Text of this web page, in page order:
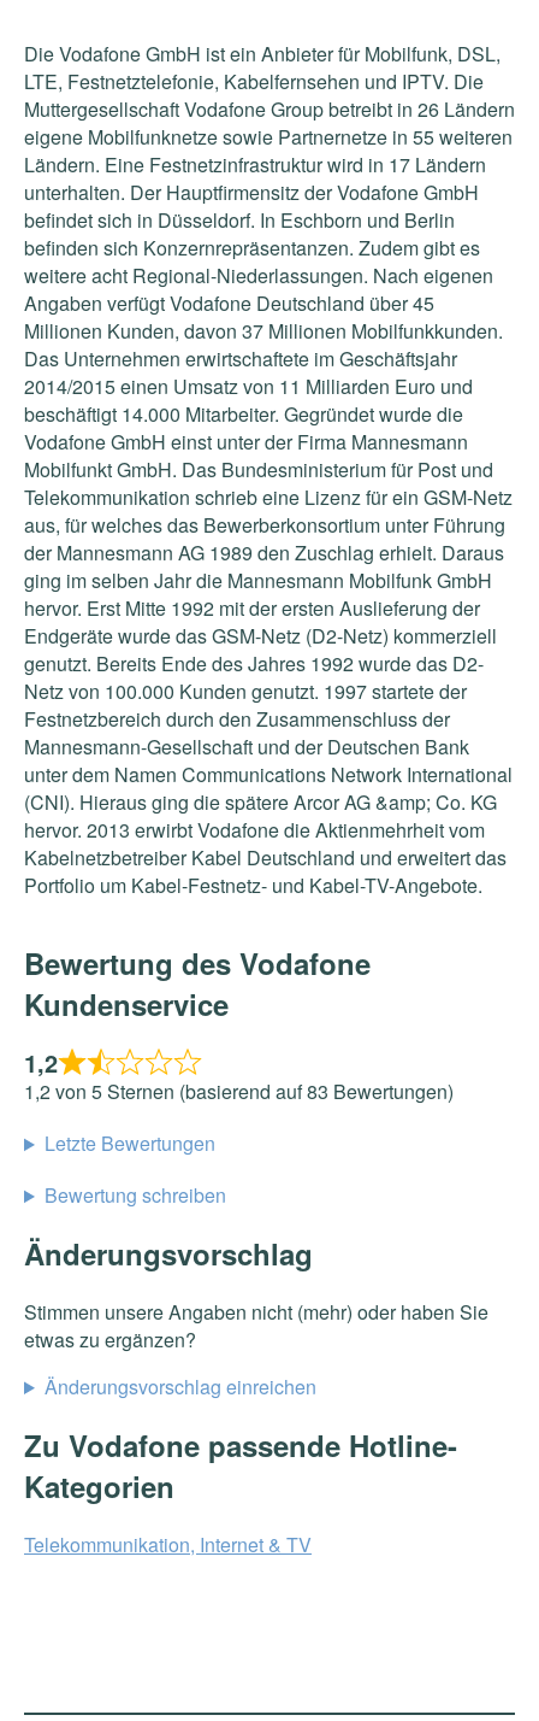
Die Vodafone GmbH ist ein Anbieter für Mobilfunk, DSL,
LTE, Festnetztelefonie, Kabelfernsehen und IPTV. Die
Muttergesellschaft Vodafone Group betreibt in 26 Ländern
eigene Mobilfunknetze sowie Partnernetze in 55 weiteren
Ländern. Eine Festnetzinfrastruktur wird in 17 Ländern
unterhalten. Der Hauptfirmensitz der Vodafone GmbH
befindet sich in Düsseldorf. In Eschborn und Berlin
befinden sich Konzernrepräsentanzen. Zudem gibt es
weitere acht Regional-Niederlassungen. Nach eigenen
Angaben verfügt Vodafone Deutschland über 45
Millionen Kunden, davon 37 Millionen Mobilfunkkunden.
Das Unternehmen erwirtschaftete im Geschäftsjahr
2014/2015 einen Umsatz von 11 Milliarden Euro und
beschäftigt 14.000 Mitarbeiter. Gegründet wurde die
Vodafone GmbH einst unter der Firma Mannesmann
Mobilfunkt GmbH. Das Bundesministerium für Post und
Telekommunikation schrieb eine Lizenz für ein GSM-Netz
aus, für welches das Bewerberkonsortium unter Führung
der Mannesmann AG 1989 den Zuschlag erhielt. Daraus
ging im selben Jahr die Mannesmann Mobilfunk GmbH
hervor. Erst Mitte 1992 mit der ersten Auslieferung der
Endgeräte wurde das GSM-Netz (D2-Netz) kommerziell
genutzt. Bereits Ende des Jahres 1992 wurde das D2-
Netz von 100.000 Kunden genutzt. 1997 startete der
Festnetzbereich durch den Zusammenschluss der
Mannesmann-Gesellschaft und der Deutschen Bank
unter dem Namen Communications Network International
(CNI). Hieraus ging die spätere Arcor AG &amp; Co. KG
hervor. 2013 erwirbt Vodafone die Aktienmehrheit vom
Kabelnetzbetreiber Kabel Deutschland und erweitert das
Portfolio um Kabel-Festnetz- und Kabel-TV-Angebote.
Bewertung des Vodafone
Kundenservice
1,2
1,2 von 5 Sternen (basierend auf 83 Bewertungen)
Letzte Bewertungen
Bewertung schreiben
Änderungsvorschlag
Stimmen unsere Angaben nicht (mehr) oder haben Sie
etwas zu ergänzen?
Änderungsvorschlag einreichen
Zu Vodafone passende Hotline-
Kategorien
Telekommunikation, Internet & TV